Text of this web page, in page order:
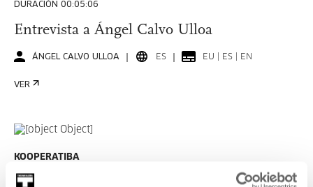
DURACIÓN 00:05:06
Entrevista a Ángel Calvo Ulloa
ÁNGEL CALVO ULLOA ES EU | ES | EN
VER
KOOPERATIBA
DURACIÓN 00:06:53